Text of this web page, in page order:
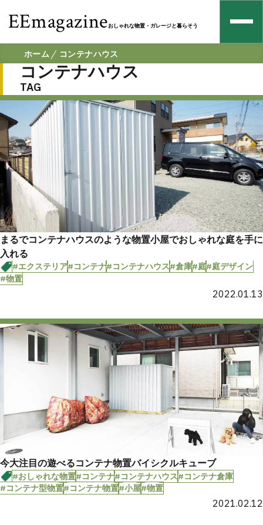
EEmagazineおしゃれな物置・ガレージと暮らそう
ホーム コンテナハウス
コンテナハウス
TAG
まるでコンテナハウスのような物置小屋でおしゃれな庭を手に
入れる
#エクステリア#コンテナ#コンテナハウス#倉庫#庭#庭デザイン
#物置
2022.01.13
今大注目の遊べるコンテナ物置バイシクルキューブ
#おしゃれな物置#コンテナ#コンテナハウス#コンテナ倉庫
#コンテナ型物置#コンテナ物置#小屋#物置
2021.02.12